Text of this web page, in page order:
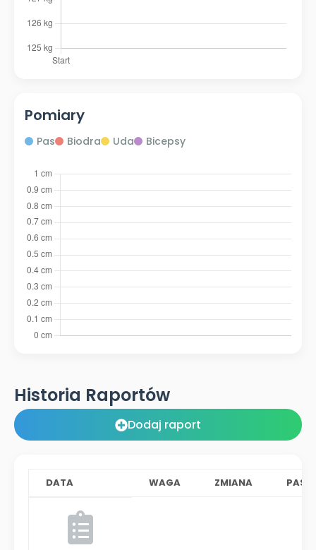
Pomiary
Pas Biodra Uda Bicepsy
Historia Raportów
Dodaj raport
DATA WAGA ZMIANA PAS